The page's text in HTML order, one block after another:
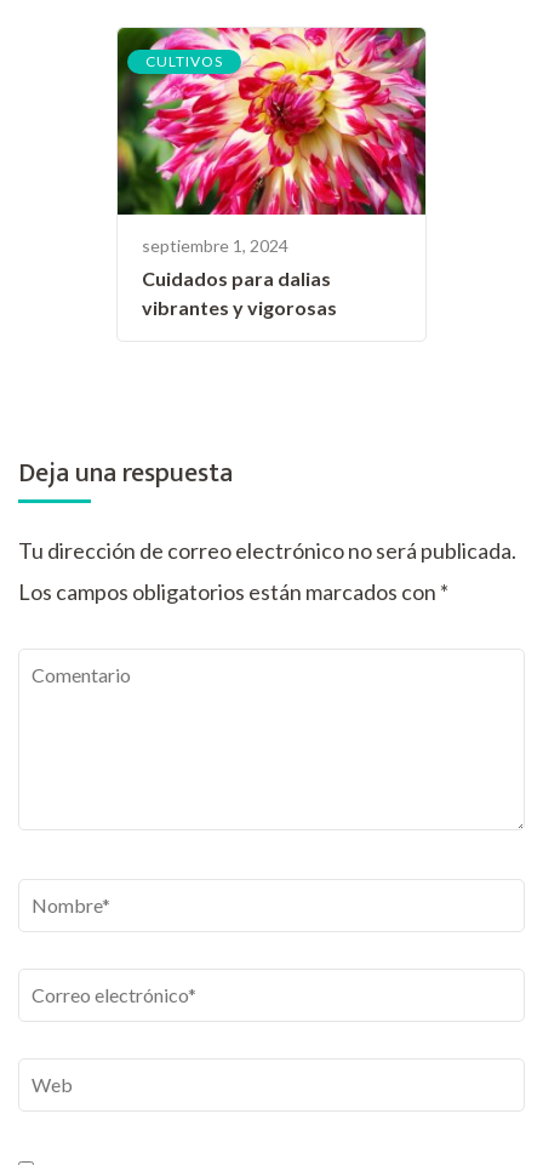
CULTIVOS
septiembre 1, 2024
Cuidados para dalias
vibrantes y vigorosas
Deja una respuesta
Tu dirección de correo electrónico no será publicada.
Los campos obligatorios están marcados con *
Comentario
Nombre*
Correo
electrónico*
Web